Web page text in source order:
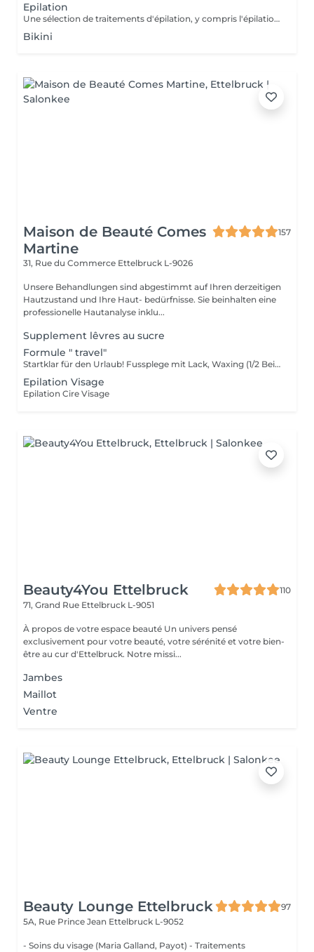
Epilation
Une sélection de traitements d'épilation, y compris l'épilation des jambes et des demi- jambes, des aisselles et du bikini.
Bikini
Maison de Beauté Comes
Martine
157
31, Rue du Commerce Ettelbruck L-9026
Unsere Behandlungen sind abgestimmt auf Ihren derzeitigen
Hautzustand und Ihre Haut- bedürfnisse. Sie beinhalten eine
professionelle Hautanalyse inklu...
Supplement lêvres au sucre
Formule " travel"
Startklar für den Urlaub! Fussplege mit Lack, Waxing (1/2 Bein) und Gesichtsbehandlung, um die Haut bei Sonneneinwirkung optimal mit Feuchtigkeit zu versorgen.
Epilation Visage
Epilation Cire Visage
Beauty4You Ettelbruck
110
71, Grand Rue Ettelbruck L-9051
À propos de votre espace beauté Un univers pensé
exclusivement pour votre beauté, votre sérénité et votre bien-
être au cur d'Ettelbruck. Notre missi...
Jambes
Maillot
Ventre
Beauty Lounge Ettelbruck
97
5A, Rue Prince Jean Ettelbruck L-9052
- Soins du visage (Maria Galland, Payot) - Traitements